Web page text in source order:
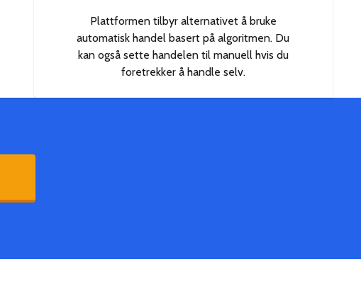
Plattformen tilbyr alternativet å bruke
automatisk handel basert på algoritmen. Du
kan også sette handelen til manuell hvis du
foretrekker å handle selv.